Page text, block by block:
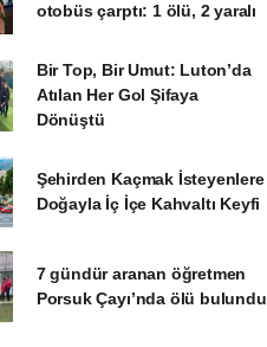
otobüs çarptı: 1 ölü, 2 yaralı
Bir Top, Bir Umut: Luton’da
Atılan Her Gol Şifaya
Dönüştü
Şehirden Kaçmak İsteyenlere
Doğayla İç İçe Kahvaltı Keyfi
7 gündür aranan öğretmen
Porsuk Çayı’nda ölü bulundu